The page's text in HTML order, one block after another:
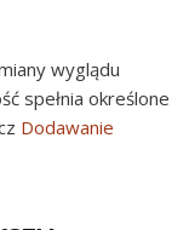
wyglądu
spełnia określone
Dodawanie